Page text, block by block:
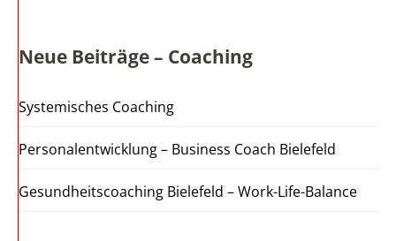
Neue Beiträge – Coaching
Systemisches Coaching
Personalentwicklung – Business Coach Bielefeld
Gesundheitscoaching Bielefeld – Work-Life-Balance